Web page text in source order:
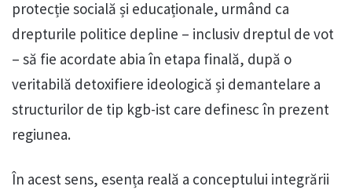
protecție socială și educaționale, urmând ca
drepturile politice depline – inclusiv dreptul de vot
– să fie acordate abia în etapa finală, după o
veritabilă detoxifiere ideologică și demantelare a
structurilor de tip kgb-ist care definesc în prezent
regiunea.
În acest sens, esența reală a conceptului integrării